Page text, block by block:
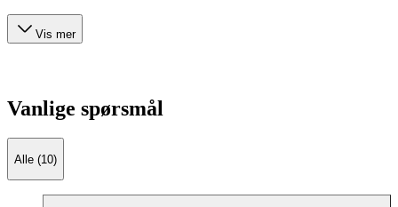
Vis mer
Vanlige spørsmål
Alle (10)